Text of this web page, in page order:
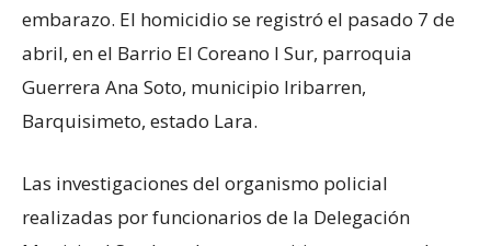
embarazo. El homicidio se registró el pasado 7 de
abril, en el Barrio El Coreano I Sur, parroquia
Guerrera Ana Soto, municipio Iribarren,
Barquisimeto, estado Lara.
Las investigaciones del organismo policial
realizadas por funcionarios de la Delegación